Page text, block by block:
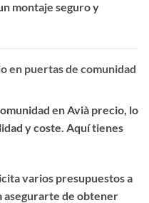
montaje seguro y
en puertas de comunidad
en Avià precio, lo
y coste. Aquí tienes
varios presupuestos a
de obtener